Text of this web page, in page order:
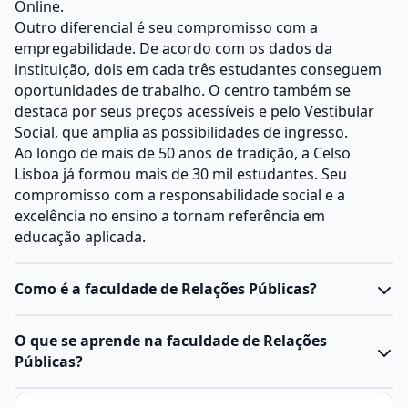
Online.
Outro diferencial é seu compromisso com a
empregabilidade. De acordo com os dados da
instituição, dois em cada três estudantes conseguem
oportunidades de trabalho. O centro também se
destaca por seus preços acessíveis e pelo Vestibular
Social, que amplia as possibilidades de ingresso.
Ao longo de mais de 50 anos de tradição, a Celso
Lisboa já formou mais de 30 mil estudantes. Seu
compromisso com a responsabilidade social e a
excelência no ensino a tornam referência em
educação aplicada.
Como é a faculdade de Relações Públicas?
O curso de Relações Públicasé uma graduação da
área de Comunicação Social
instituições públicas, privadas ou do terceiro setor.
O que se aprende na faculdade de Relações
Públicas?